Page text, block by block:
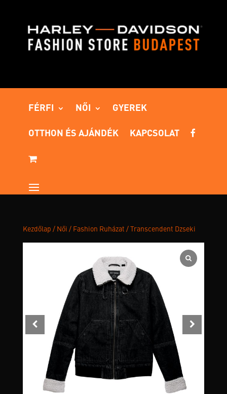
FÉRFI NŐI GYEREK
OTTHON ÉS AJÁNDÉK KAPCSOLAT
Kezdőlap / Női / Fashion Ruházat / Transcendent Dzseki